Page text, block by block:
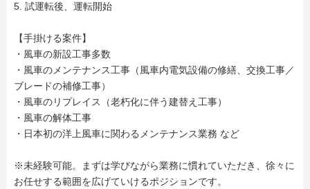
5. 試運転後、運転開始
【手掛ける案件】
・風車の新設工事多数
・風車のメンテナンス工事（風車内電気設備の修繕、交換工事／
ブレードの補修工事）
・風車のリプレイス（老朽化に伴う建替え工事）
・風車の解体工事
・日本初の洋上風車に関わるメンテナンス業務 など
※未経験可能。まずは学びながら業務に慣れていただき、徐々に
お任せする範囲を広げていけるポジションです。